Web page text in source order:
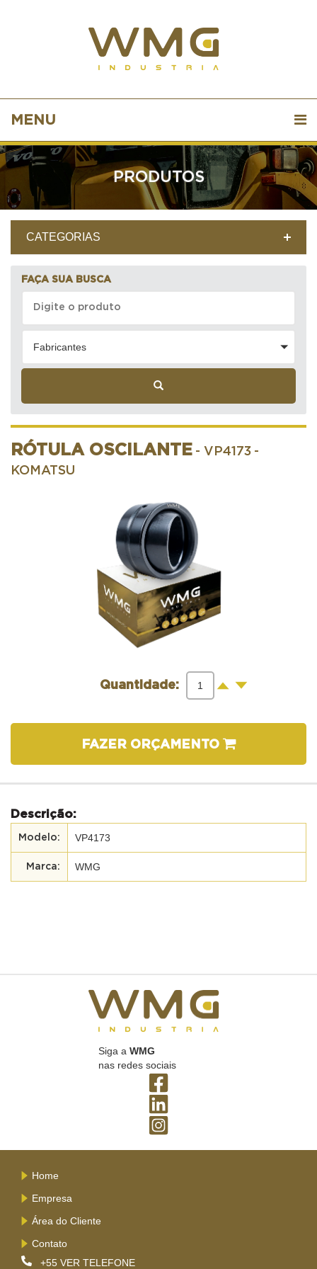
MENU
PRODUTOS
CATEGORIAS
FAÇA SUA BUSCA
Fabricantes
RÓTULA OSCILANTE - VP4173 -
KOMATSU
Quantidade: + -
FAZER ORÇAMENTO
Descrição:
VP4173
WMG
Siga a WMG
nas redes sociais
Home
Empresa
Área do Cliente
Contato
+55 VER TELEFONE